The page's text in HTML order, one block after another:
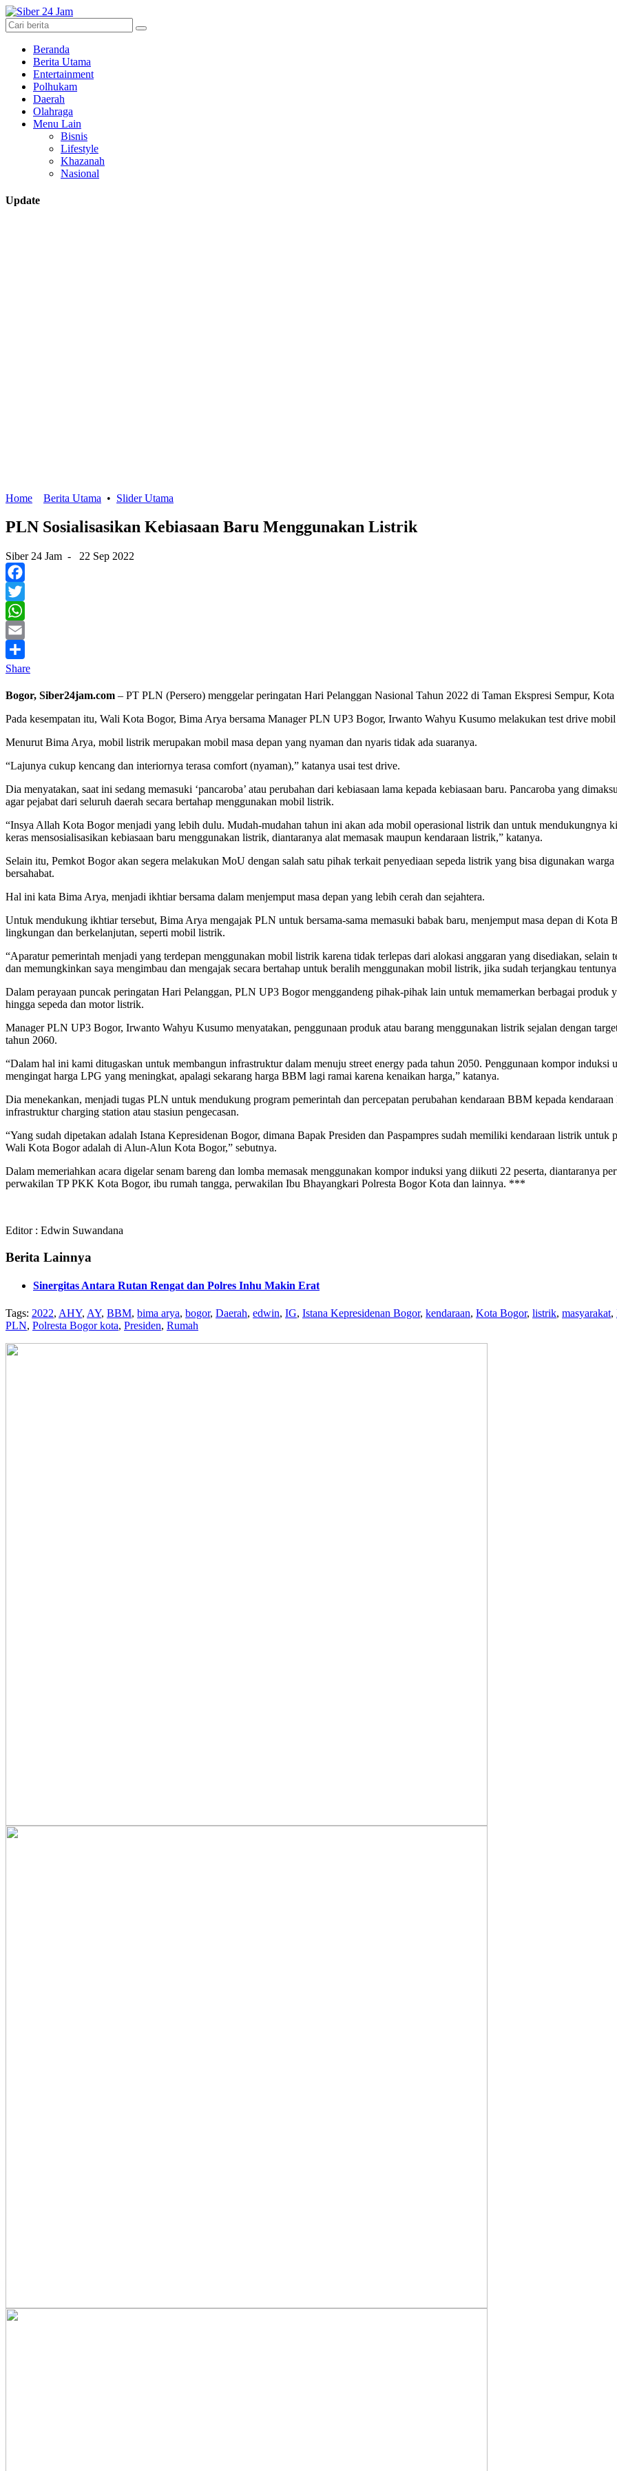
Beranda
Berita Utama
Entertainment
Polhukam
Daerah
Olahraga
Menu Lain
Bisnis
Lifestyle
Khazanah
Nasional
Update
Home
Berita Utama • Slider Utama
PLN Sosialisasikan Kebiasaan Baru Menggunakan Listrik
Siber 24 Jam - 22 Sep 2022
Facebook
Twitter
WhatsApp
Email
Share
Bogor, Siber24jam.com – PT PLN (Persero) menggelar peringatan Hari Pelanggan Nasional Tahun 2022 di Taman Ekspresi Sempur,
Pada kesempatan itu, Wali Kota Bogor, Bima Arya bersama Manager PLN UP3 Bogor, Irwanto Wahyu Kusumo melakukan test drive
Menurut Bima Arya, mobil listrik merupakan mobil masa depan yang nyaman dan nyaris tidak ada suaranya.
“Lajunya cukup kencang dan interiornya terasa comfort (nyaman),” katanya usai test drive.
Dia menyatakan, saat ini sedang memasuki ‘pancaroba’ atau perubahan dari kebiasaan lama kepada kebiasaan baru. Pancaroba yang
agar pejabat dari seluruh daerah secara bertahap menggunakan mobil listrik.
“Insya Allah Kota Bogor menjadi yang lebih dulu. Mudah-mudahan tahun ini akan ada mobil operasional listrik dan untuk mendukungnya
keras mensosialisasikan kebiasaan baru menggunakan listrik, diantaranya alat memasak maupun kendaraan listrik,” katanya.
Selain itu, Pemkot Bogor akan segera melakukan MoU dengan salah satu pihak terkait penyediaan sepeda listrik yang bisa digunakan
bersahabat.
Hal ini kata Bima Arya, menjadi ikhtiar bersama dalam menjemput masa depan yang lebih cerah dan sejahtera.
Untuk mendukung ikhtiar tersebut, Bima Arya mengajak PLN untuk bersama-sama memasuki babak baru, menjemput masa depan di Kota
lingkungan dan berkelanjutan, seperti mobil listrik.
“Aparatur pemerintah menjadi yang terdepan menggunakan mobil listrik karena tidak terlepas dari alokasi anggaran yang disediakan,
dan memungkinkan saya mengimbau dan mengajak secara bertahap untuk beralih menggunakan mobil listrik, jika sudah terjangkau
Dalam perayaan puncak peringatan Hari Pelanggan, PLN UP3 Bogor menggandeng pihak-pihak lain untuk memamerkan berbagai
hingga sepeda dan motor listrik.
Manager PLN UP3 Bogor, Irwanto Wahyu Kusumo menyatakan, penggunaan produk atau barang menggunakan listrik sejalan dengan
tahun 2060.
“Dalam hal ini kami ditugaskan untuk membangun infrastruktur dalam menuju street energy pada tahun 2050. Penggunaan kompor induksi
mengingat harga LPG yang meningkat, apalagi sekarang harga BBM lagi ramai karena kenaikan harga,” katanya.
Dia menekankan, menjadi tugas PLN untuk mendukung program pemerintah dan percepatan perubahan kendaraan BBM kepada
infrastruktur charging station atau stasiun pengecasan.
“Yang sudah dipetakan adalah Istana Kepresidenan Bogor, dimana Bapak Presiden dan Paspampres sudah memiliki kendaraan listrik
Wali Kota Bogor adalah di Alun-Alun Kota Bogor,” sebutnya.
Dalam memeriahkan acara digelar senam bareng dan lomba memasak menggunakan kompor induksi yang diikuti 22 peserta, diantaranya
perwakilan TP PKK Kota Bogor, ibu rumah tangga, perwakilan Ibu Bhayangkari Polresta Bogor Kota dan lainnya. ***
Editor : Edwin Suwandana
Berita Lainnya
Sinergitas Antara Rutan Rengat dan Polres Inhu Makin Erat
Tags: 2022, AHY, AY, BBM, bima arya, bogor, Daerah, edwin, IG, Istana Kepresidenan Bogor, kendaraan, Kota Bogor, listrik, masyarakat,
PLN, Polresta Bogor kota, Presiden, Rumah